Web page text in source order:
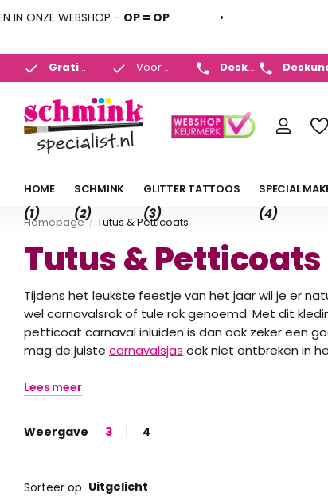
WEBSHOP -OP = OP
Gratis verzenden NL v.a. 35,- en BE v.a. 50,-
Voor 23:00 uur besteld,morgen in
Deskundig advies
882 Gratis
HOME
(1)
SCHMINK
(2)
GLITTER TATTOOS
(3)
SPECIAL
(4)
Homepage Tutus & Petticoats
Tutus & Petticoats
Tijdens het leukste feestje van het jaar wil je er
wel carnavalsrok of tule rok genoemd. Met dit
petticoat carnaval inluiden is dan ook zeker een
mag de juiste carnavalsjas ook niet ontbreken in
Lees meer
Weergave 3
4
Sorteer op Uitgelicht